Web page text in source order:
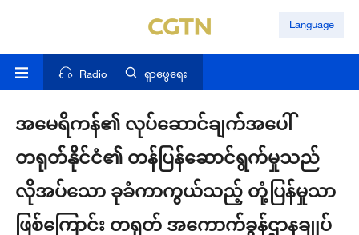
Language
Radio ရှာဖွေရေး
အမေရိကန်၏ လုပ်ဆောင်ချက်အပေါ်
တရုတ်နိုင်ငံ၏ တန်ပြန်ဆောင်ရွက်မှုသည်
လိုအပ်သော ခုခံကာကွယ်သည့် တုံ့ပြန်မှုသာ
ဖြစ်ကြောင်း တရုတ် အကောက်ခွန်ဌာနချုပ်